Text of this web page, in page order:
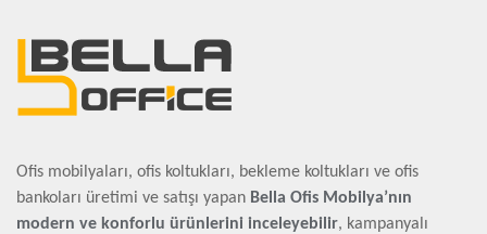
Ofis mobilyaları, ofis koltukları, bekleme koltukları ve ofis
bankoları üretimi ve satışı yapan Bella Ofis Mobilya’nın
modern ve konforlu ürünlerini inceleyebilir, kampanyalı